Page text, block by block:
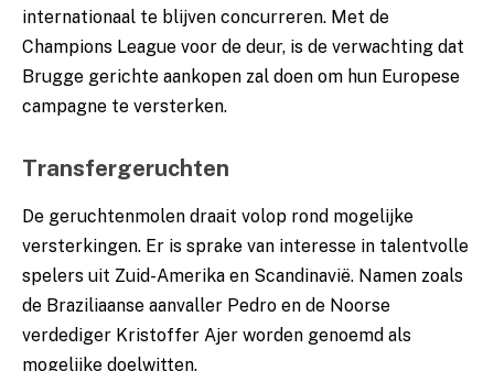
internationaal te blijven concurreren. Met de
Champions League voor de deur, is de verwachting dat
Brugge gerichte aankopen zal doen om hun Europese
campagne te versterken.
Transfergeruchten
De geruchtenmolen draait volop rond mogelijke
versterkingen. Er is sprake van interesse in talentvolle
spelers uit Zuid-Amerika en Scandinavië. Namen zoals
de Braziliaanse aanvaller Pedro en de Noorse
verdediger Kristoffer Ajer worden genoemd als
mogelijke doelwitten.